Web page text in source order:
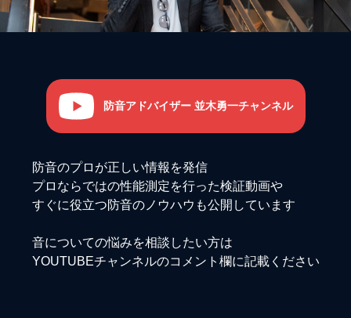
防音アドバイザー 並木勇一チャンネル
防音のプロが正しい情報を発信
プロならではの性能測定を行った検証動画や
すぐに役立つ防音のノウハウも公開しています
音についての悩みを相談したい方は
YOUTUBEチャンネルのコメント欄に記載ください